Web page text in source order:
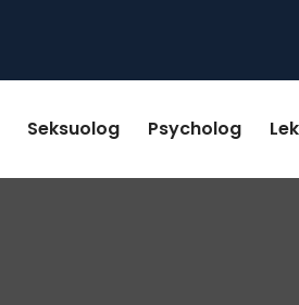
Seksuolog Psycholog